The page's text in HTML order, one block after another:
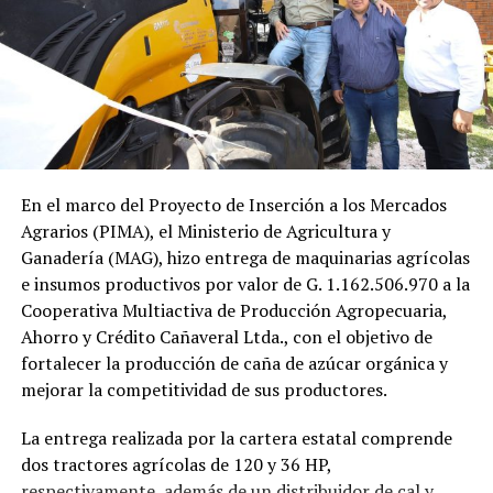
En el marco del Proyecto de Inserción a los Mercados
Agrarios (PIMA), el Ministerio de Agricultura y
Ganadería (MAG), hizo entrega de maquinarias agrícolas
e insumos productivos por valor de G. 1.162.506.970 a la
Cooperativa Multiactiva de Producción Agropecuaria,
Ahorro y Crédito Cañaveral Ltda., con el objetivo de
fortalecer la producción de caña de azúcar orgánica y
mejorar la competitividad de sus productores.
La entrega realizada por la cartera estatal comprende
dos tractores agrícolas de 120 y 36 HP,